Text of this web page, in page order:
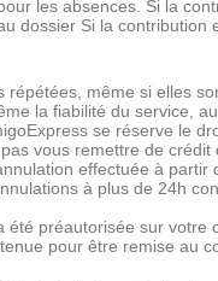
les absences. Si la
dossier Si la
répétées, même si elles
la fiabilité du service,
se réserve le
vous remettre de
effectuée à partir
à plus de 24h
été préautorisée sur
pour être remise au